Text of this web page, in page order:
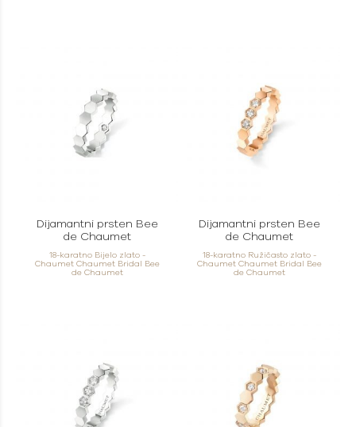
Dijamantni prsten Bee
de Chaumet
18-karatno Bijelo zlato -
Chaumet Chaumet Bridal Bee
de Chaumet
Dijamantni prsten Bee
de Chaumet
18-karatno Ružičasto zlato -
Chaumet Chaumet Bridal Bee
de Chaumet